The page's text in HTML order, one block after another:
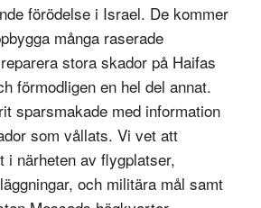
förödelse i Israel. De kommer
många raserade
stora skador på Haifas
förmodligen en hel del annat.
sparsmakade med information
som vållats. Vi vet att
i närheten av flygplatser,
och militära mål samt